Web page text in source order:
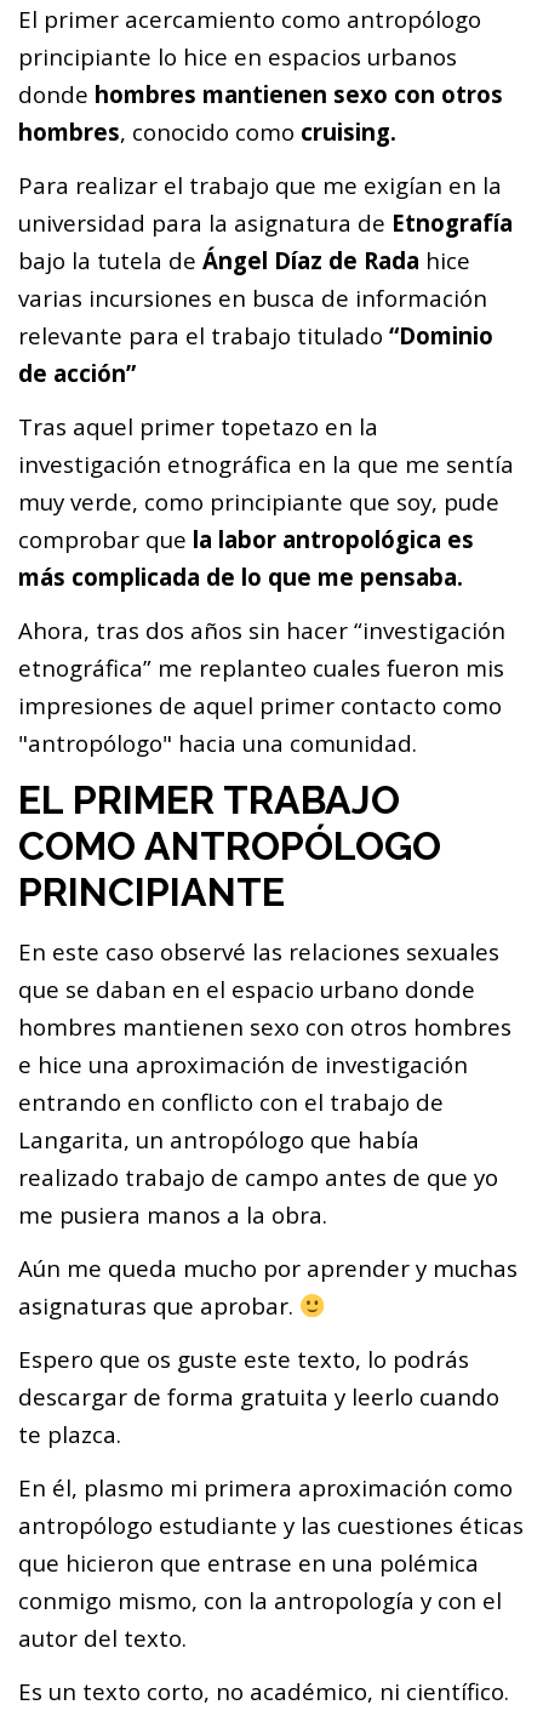
El primer acercamiento como antropólogo
principiante lo hice en espacios urbanos
donde hombres mantienen sexo con otros
hombres, conocido como cruising.
Para realizar el trabajo que me exigían en la
universidad para la asignatura de Etnografía
bajo la tutela de Ángel Díaz de Rada hice
varias incursiones en busca de información
relevante para el trabajo titulado “Dominio
de acción”
Tras aquel primer topetazo en la
investigación etnográfica en la que me sentía
muy verde, como principiante que soy, pude
comprobar que la labor antropológica es
más complicada de lo que me pensaba.
Ahora, tras dos años sin hacer “investigación
etnográfica” me replanteo cuales fueron mis
impresiones de aquel primer contacto como
"antropólogo" hacia una comunidad.
EL PRIMER TRABAJO
COMO ANTROPÓLOGO
PRINCIPIANTE
En este caso observé las relaciones sexuales
que se daban en el espacio urbano donde
hombres mantienen sexo con otros hombres
e hice una aproximación de investigación
entrando en conflicto con el trabajo de
Langarita, un antropólogo que había
realizado trabajo de campo antes de que yo
me pusiera manos a la obra.
Aún me queda mucho por aprender y muchas
asignaturas que aprobar.
Espero que os guste este texto, lo podrás
descargar de forma gratuita y leerlo cuando
te plazca.
En él, plasmo mi primera aproximación como
antropólogo estudiante y las cuestiones éticas
que hicieron que entrase en una polémica
conmigo mismo, con la antropología y con el
autor del texto.
Es un texto corto, no académico, ni científico.